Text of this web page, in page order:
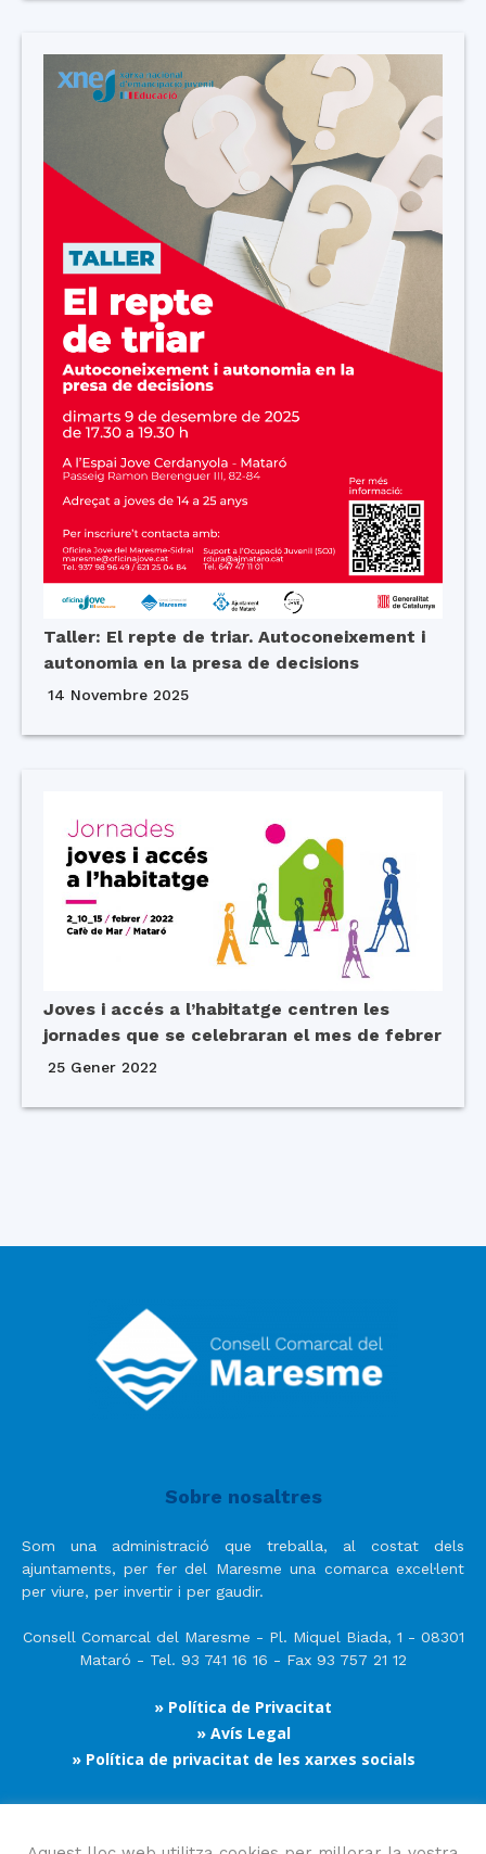
Taller: El repte de triar. Autoconeixement i
autonomia en la presa de decisions
14 Novembre 2025
Joves i accés a l’habitatge centren les
jornades que se celebraran el mes de febrer
25 Gener 2022
Sobre nosaltres
Som una administració que treballa, al costat dels
ajuntaments, per fer del Maresme una comarca excel·lent
per viure, per invertir i per gaudir.
Consell Comarcal del Maresme - Pl. Miquel Biada, 1 - 08301
Mataró - Tel. 93 741 16 16 - Fax 93 757 21 12
» Política de Privacitat
» Avís Legal
» Política de privacitat de les xarxes socials
Segueix-nos